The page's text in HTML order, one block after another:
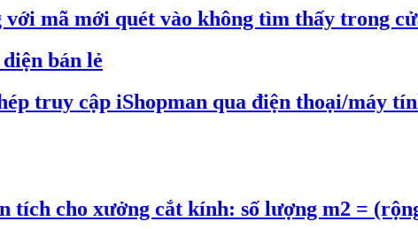
mã mới quét vào không tìm thấy trong
bán lẻ
truy cập iShopman qua điện thoại/máy
tích cho xưởng cắt kính: số lượng m2 =